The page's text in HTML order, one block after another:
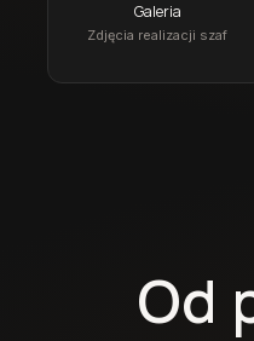
Galeria
Zdjęcia realizacji szaf
Od